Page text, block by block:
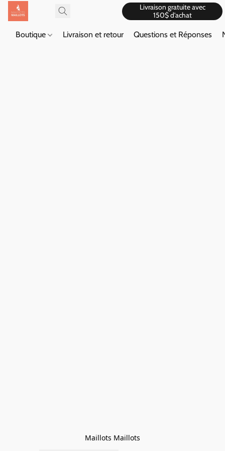
Livraison gratuite avec
150$ d'achat
Boutique Livraison et retour Questions et Réponses
Maillots Maillots